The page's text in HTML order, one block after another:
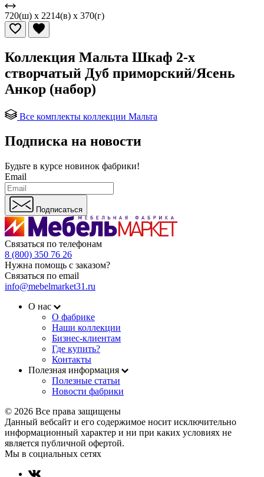
720(ш) x 2214(в) x 370(г)
Коллекция Мальта Шкаф 2-х
створчатый Дуб приморский/Ясень
Анкор (набор)
Все комплекты коллекции Мальта
Подписка на новости
Будьте в курсе новинок фабрики!
Email
Подписаться
Связаться по телефонам
8 (800) 350 76 26
Нужна помощь с заказом?
Связаться по email
info@mebelmarket31.ru
О нас
О фабрике
Наши коллекции
Бизнес-клиентам
Где купить?
Контакты
Полезная информация
Полезные статьи
Новости фабрики
© 2026 Все права защищены
Данный вебсайт и его содержимое носит исключительно
информационный характер и ни при каких условиях не
является публичной офертой.
Мы в социальных сетях